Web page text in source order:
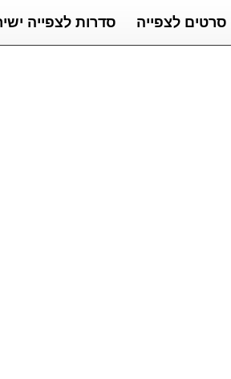
סרטים לצפייה סדרות לצפייה